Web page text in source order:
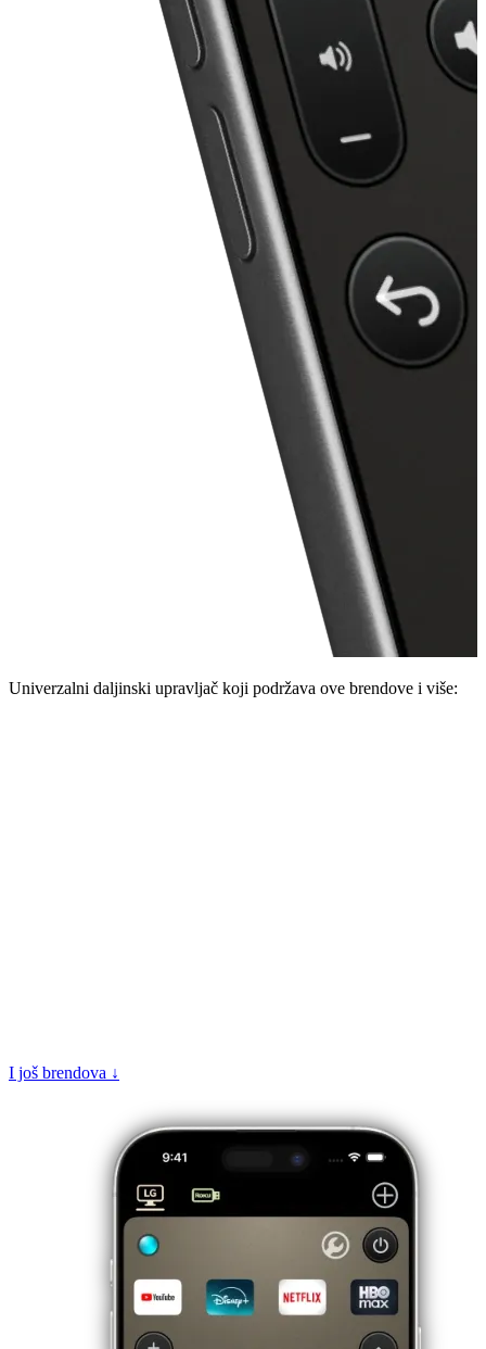
Univerzalni daljinski upravljač koji podržava ove brendove i više:
I još brendova ↓